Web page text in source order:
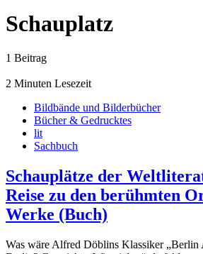
Schauplatz
1 Beitrag
2 Minuten Lesezeit
Bildbände und Bilderbücher
Bücher & Gedrucktes
lit
Sachbuch
Schauplätze der
Reise zu den berühmten
Werke (Buch)
Was wäre Alfred Döblins Klassiker „Berlin